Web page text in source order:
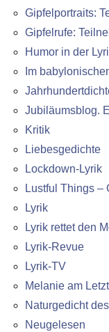
Gipfelportraits:
Gipfelrufe:
Humor in der
Im
Jubiläumsblog.
Kritik
Liebesgedichte
Lockdown-Lyrik
Lustful Things –
Lyrik
Lyrik rettet den
Lyrik-Revue
Lyrik-TV
Melanie am
Naturgedicht
Neugelesen